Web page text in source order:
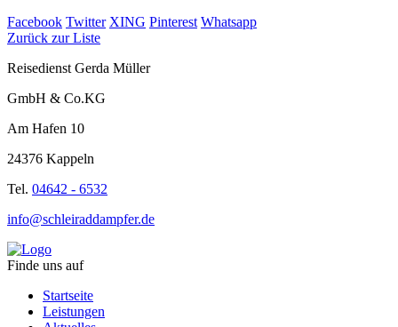
Facebook Twitter XING Pinterest Whatsapp
Zurück zur Liste
Reisedienst Gerda Müller
GmbH & Co.KG
Am Hafen 10
24376 Kappeln
Tel. 04642 - 6532
info@schleiraddampfer.de
Finde uns auf
Startseite
Leistungen